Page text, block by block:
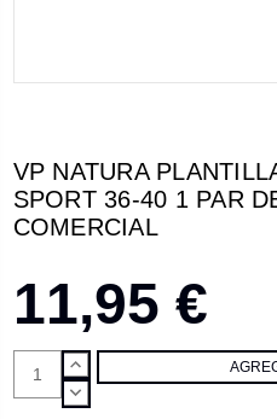
VP NATURA
SPORT 36-40 1 PAR
COMERCIAL
11,95 €
AUMENTAR
CANTIDAD:
DISMINUIR